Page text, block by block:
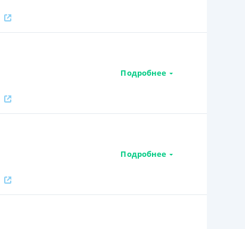
Подробнее
Подробнее